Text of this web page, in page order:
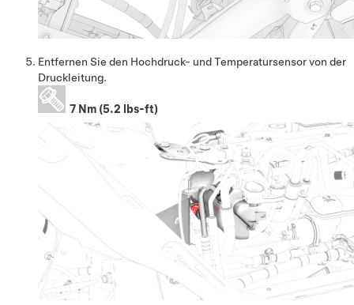
Entfernen Sie den Hochdruck- und Temperatursensor von der
Druckleitung.
7 Nm (5.2 lbs-ft)